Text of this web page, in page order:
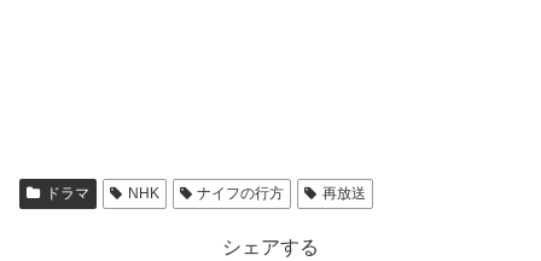
ドラマ NHK ナイフの行方 再放送
シェアする